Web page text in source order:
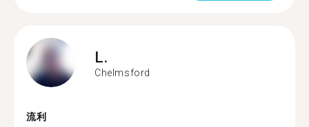
L.
Chelmsford
流利